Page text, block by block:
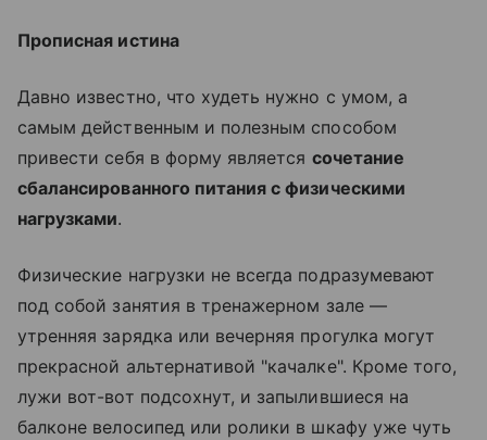
Прописная истина
Давно известно, что худеть нужно с умом, а
самым действенным и полезным способом
привести себя в форму является сочетание
сбалансированного питания с физическими
нагрузками.
Физические нагрузки не всегда подразумевают
под собой занятия в тренажерном зале —
утренняя зарядка или вечерняя прогулка могут
прекрасной альтернативой "качалке". Кроме того,
лужи вот-вот подсохнут, и запылившиеся на
балконе велосипед или ролики в шкафу уже чуть